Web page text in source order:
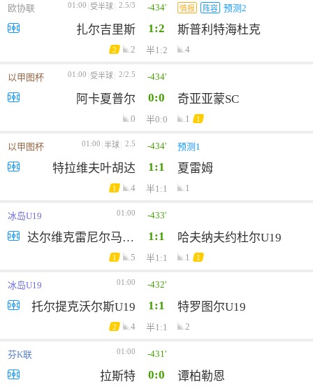
欧协联 01:00 受半球 2.5/3 -434' 情报 阵容 预测2
扎尔吉里斯 1:2 斯普利特海杜克
2 2 半1:2 4
以甲图杯 01:00 受半球 2/2.5 -434'
阿卡夏普尔 0:0 奇亚亚蒙SC
0 半0:0 1 1
以甲图杯 01:00 半球 2.5 -434' 预测1
特拉维夫叶胡达 1:1 夏雷姆
1 4 半1:1 1
冰岛U19 01:00 -433'
达尔维克雷尼尔马格力U19 1:1 哈夫纳夫约杜尔U19
1 5 半1:1 1 1
冰岛U19 01:00 -432'
托尔提克沃尔斯U19 1:1 特罗图尔U19
2 4 半1:1 2
芬K联 01:00 -431'
拉斯特 0:0 谭柏勒恩